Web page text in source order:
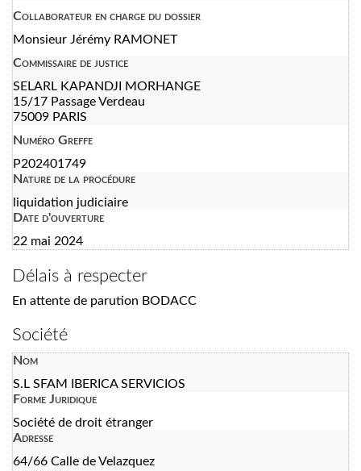
Collaborateur en charge du dossier
Monsieur Jérémy RAMONET
Commissaire de justice
SELARL KAPANDJI MORHANGE
15/17 Passage Verdeau
75009 PARIS
Numéro Greffe
P202401749
Nature de la procédure
liquidation judiciaire
Date d'ouverture
22 mai 2024
Délais à respecter
En attente de parution BODACC
Société
Nom
S.L SFAM IBERICA SERVICIOS
Forme Juridique
Société de droit étranger
Adresse
64/66 Calle de Velazquez